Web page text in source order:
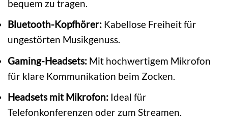
bequem zu tragen.
Bluetooth-Kopfhörer: Kabellose Freiheit für
ungestörten Musikgenuss.
Gaming-Headsets: Mit hochwertigem Mikrofon
für klare Kommunikation beim Zocken.
Headsets mit Mikrofon: Ideal für
Telefonkonferenzen oder zum Streamen.